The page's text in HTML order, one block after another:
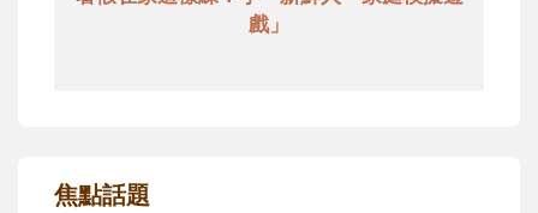
戲」
焦點話題